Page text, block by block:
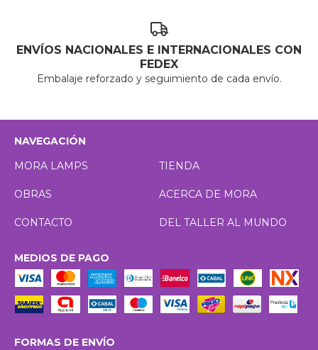
ENVÍOS NACIONALES E INTERNACIONALES CON
FEDEX
Embalaje reforzado y seguimiento de cada envío.
NAVEGACIÓN
MORA LAMPS
TIENDA
OBRAS ACERCA DE MORA
CONTACTO DEL TALLER AL MUNDO
MEDIOS DE PAGO
FORMAS DE ENVÍO